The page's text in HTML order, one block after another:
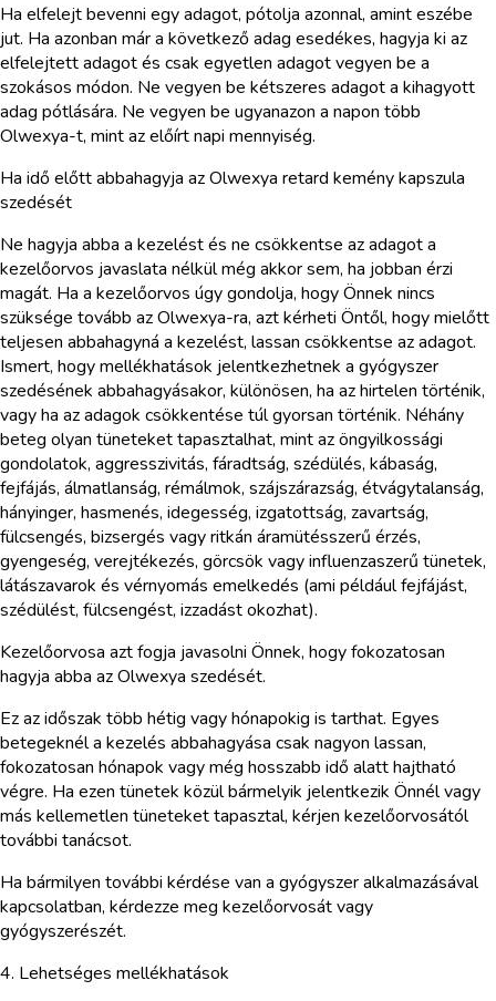
Ha elfelejt bevenni egy adagot, pótolja azonnal, amint eszébe
jut. Ha azonban már a következő adag esedékes, hagyja ki az
elfelejtett adagot és csak egyetlen adagot vegyen be a
szokásos módon. Ne vegyen be kétszeres adagot a kihagyott
adag pótlására. Ne vegyen be ugyanazon a napon több
Olwexya-t, mint az előírt napi mennyiség.
Ha idő előtt abbahagyja az Olwexya retard kemény kapszula
szedését
Ne hagyja abba a kezelést és ne csökkentse az adagot a
kezelőorvos javaslata nélkül még akkor sem, ha jobban érzi
magát. Ha a kezelőorvos úgy gondolja, hogy Önnek nincs
szüksége tovább az Olwexya-ra, azt kérheti Öntől, hogy mielőtt
teljesen abbahagyná a kezelést, lassan csökkentse az adagot.
Ismert, hogy mellékhatások jelentkezhetnek a gyógyszer
szedésének abbahagyásakor, különösen, ha az hirtelen történik,
vagy ha az adagok csökkentése túl gyorsan történik. Néhány
beteg olyan tüneteket tapasztalhat, mint az öngyilkossági
gondolatok, aggresszivitás, fáradtság, szédülés, kábaság,
fejfájás, álmatlanság, rémálmok, szájszárazság, étvágytalanság,
hányinger, hasmenés, idegesség, izgatottság, zavartság,
fülcsengés, bizsergés vagy ritkán áramütésszerű érzés,
gyengeség, verejtékezés, görcsök vagy influenzaszerű tünetek,
látászavarok és vérnyomás emelkedés (ami például fejfájást,
szédülést, fülcsengést, izzadást okozhat).
Kezelőorvosa azt fogja javasolni Önnek, hogy fokozatosan
hagyja abba az Olwexya szedését.
Ez az időszak több hétig vagy hónapokig is tarthat. Egyes
betegeknél a kezelés abbahagyása csak nagyon lassan,
fokozatosan hónapok vagy még hosszabb idő alatt hajtható
végre. Ha ezen tünetek közül bármelyik jelentkezik Önnél vagy
más kellemetlen tüneteket tapasztal, kérjen kezelőorvosától
további tanácsot.
Ha bármilyen további kérdése van a gyógyszer alkalmazásával
kapcsolatban, kérdezze meg kezelőorvosát vagy
gyógyszerészét.
4. Lehetséges mellékhatások